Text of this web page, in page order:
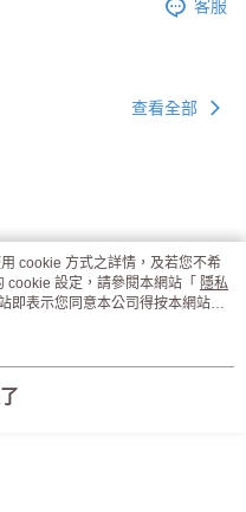
客服
查看全部
吧
cookie 方式之詳情，及若您不希
cookie 設定，請參閱本網站「 隱私
即表示您同意本公司得按本網站使